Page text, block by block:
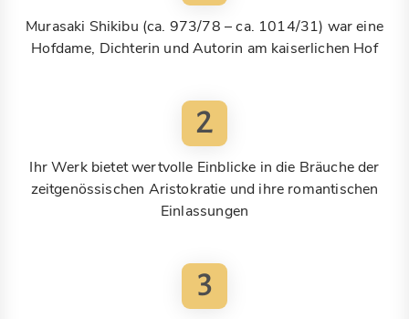
Murasaki Shikibu (ca. 973/78 – ca. 1014/31) war eine
Hofdame, Dichterin und Autorin am kaiserlichen Hof
2
Ihr Werk bietet wertvolle Einblicke in die Bräuche der
zeitgenössischen Aristokratie und ihre romantischen
Einlassungen
3